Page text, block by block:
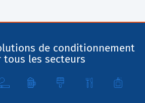
de conditionnement
tous les secteurs